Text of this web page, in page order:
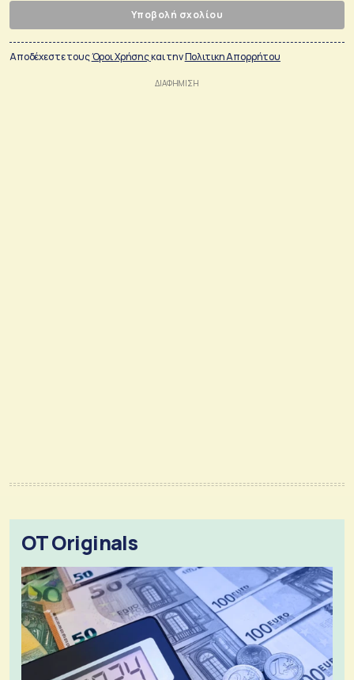
Υποβολή σχολίου
Αποδέχεστε τουςΌροι Χρήσηςκαι τηνΠολιτικη Απορρήτου
OT Originals